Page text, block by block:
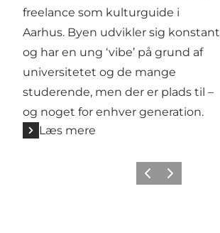
freelance som kulturguide i
Aarhus. Byen udvikler sig konstant
og har en ung ‘vibe’ på grund af
universitetet og de mange
studerende, men der er plads til –
og noget for enhver generation.
Læs mere
ForrigeNæste